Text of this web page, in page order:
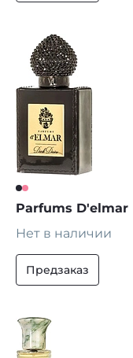
Parfums D'elmar
Нет в наличии
Предзаказ